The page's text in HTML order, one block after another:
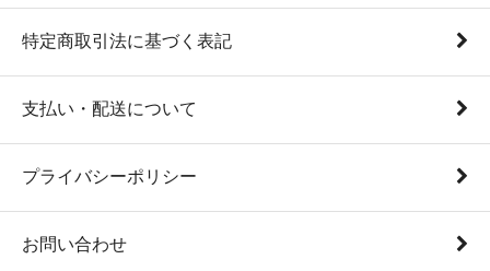
特定商取引法に基づく表記
支払い・配送について
プライバシーポリシー
お問い合わせ